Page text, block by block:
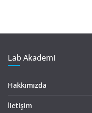
Lab Akademi
Hakkımızda
İletişim